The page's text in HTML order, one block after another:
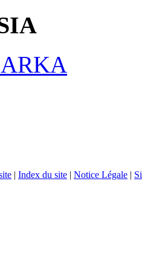
| Index du site | Notice Légale |